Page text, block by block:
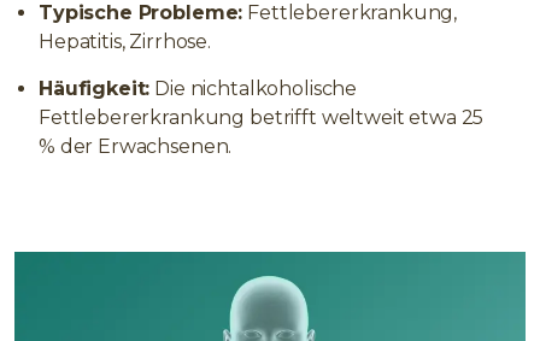
Typische Probleme: Fettlebererkrankung,
Hepatitis, Zirrhose.
Häufigkeit: Die nichtalkoholische
Fettlebererkrankung betrifft weltweit etwa 25
% der Erwachsenen.